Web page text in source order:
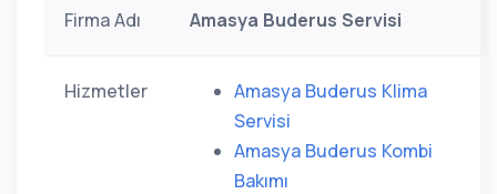
Firma Adı Amasya Buderus Servisi
Hizmetler
Amasya Buderus Klima
Servisi
Amasya Buderus Kombi
Bakımı